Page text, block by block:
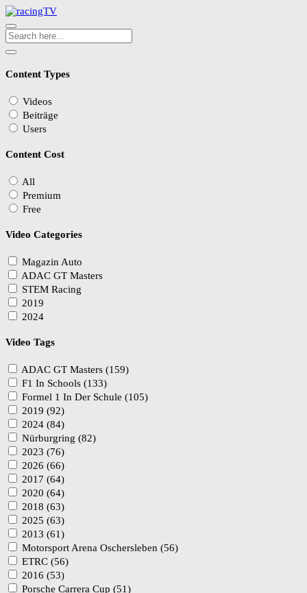
Content Types
Videos
Beiträge
Users
Content Cost
All
Premium
Free
Video Categories
Magazin Auto
ADAC GT Masters
STEM Racing
2019
2024
Video Tags
ADAC GT Masters (159)
F1 In Schools (133)
Formel 1 In Der Schule (105)
2019 (92)
2024 (84)
Nürburgring (82)
2023 (76)
2026 (66)
2017 (64)
2020 (64)
2018 (63)
2025 (63)
2013 (61)
Motorsport Arena Oschersleben (56)
ETRC (56)
2016 (53)
Porsche Carrera Cup (51)